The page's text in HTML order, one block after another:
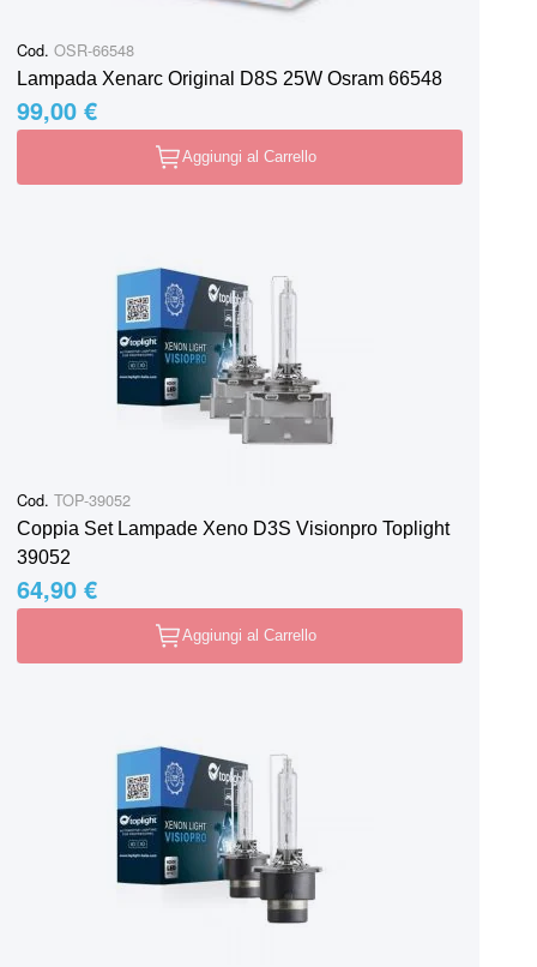
Cod. OSR-66548
Lampada Xenarc Original D8S 25W Osram 66548
99,00 €
Aggiungi al Carrello
Cod. TOP-39052
Coppia Set Lampade Xeno D3S Visionpro Toplight
39052
64,90 €
Aggiungi al Carrello